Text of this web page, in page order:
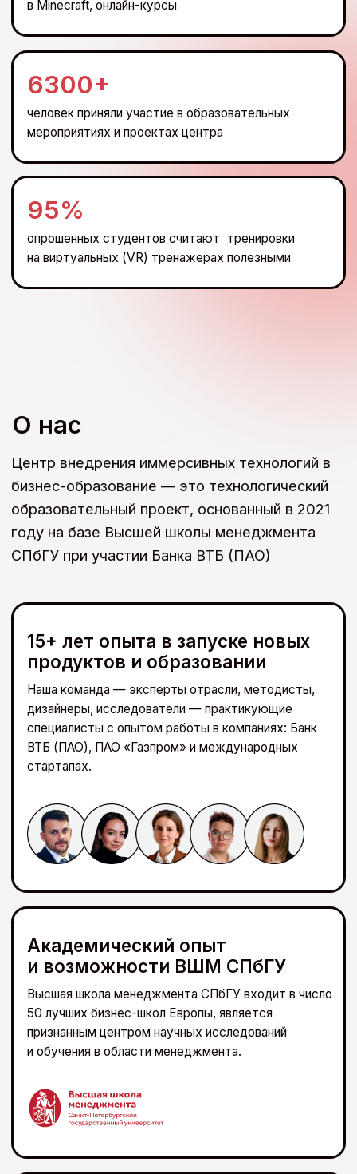
Виртуальная реальность (VR)
Симуляционно-ориентированное обучение
Обучение в игровой среде Minecraft
Образовательные форматы
Партнеры центра — крупные
Мероприятия и новости
Смотреть все